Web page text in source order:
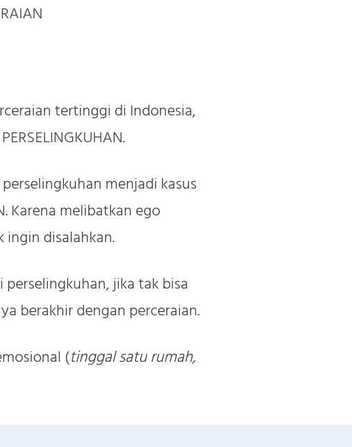
tertinggi di Indonesia,
menjadi kasus
Karena melibatkan ego
ingin disalahkan.
jika tak bisa
berakhir dengan perceraian.
(tinggal satu rumah,